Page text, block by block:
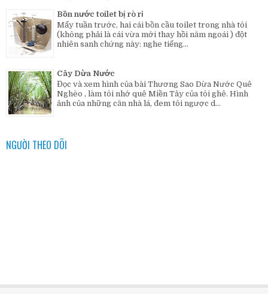
Bồn nước toilet bị rò rỉ
Mấy tuần trước, hai cái bồn cầu toilet trong nhà tôi
(không phải là cái vừa mới thay hồi năm ngoái ) đột
nhiên sanh chứng này: nghe tiếng...
Cây Dừa Nước
Đọc và xem hình của bài Thương Sao Dừa Nước Quê
Nghèo , làm tôi nhớ quê Miền Tây của tôi ghê. Hình
ảnh của những căn nhà lá, đem tôi ngược d...
NGƯỜI THEO DÕI